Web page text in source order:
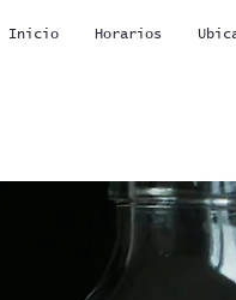
Inicio Horarios